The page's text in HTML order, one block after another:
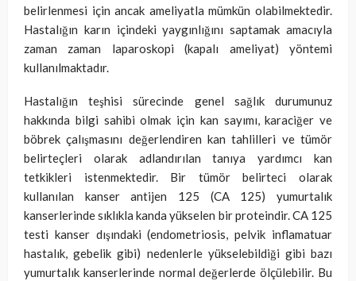
belirlenmesi için ancak ameliyatla mümkün olabilmektedir.
Hastalığın karın içindeki yaygınlığını saptamak amacıyla
zaman zaman laparoskopi (kapalı ameliyat) yöntemi
kullanılmaktadır.
Hastalığın teşhisi sürecinde genel sağlık durumunuz
hakkında bilgi sahibi olmak için kan sayımı, karaciğer ve
böbrek çalışmasını değerlendiren kan tahlilleri ve tümör
belirteçleri olarak adlandırılan tanıya yardımcı kan
tetkikleri istenmektedir. Bir tümör belirteci olarak
kullanılan kanser antijen 125 (CA 125) yumurtalık
kanserlerinde sıklıkla kanda yükselen bir proteindir. CA 125
testi kanser dışındaki (endometriosis, pelvik inflamatuar
hastalık, gebelik gibi) nedenlerle yükselebildiği gibi bazı
yumurtalık kanserlerinde normal değerlerde ölçülebilir. Bu